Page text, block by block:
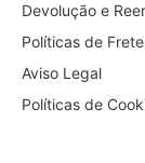
Devolução e
Políticas de Frete
Aviso Legal
Políticas de